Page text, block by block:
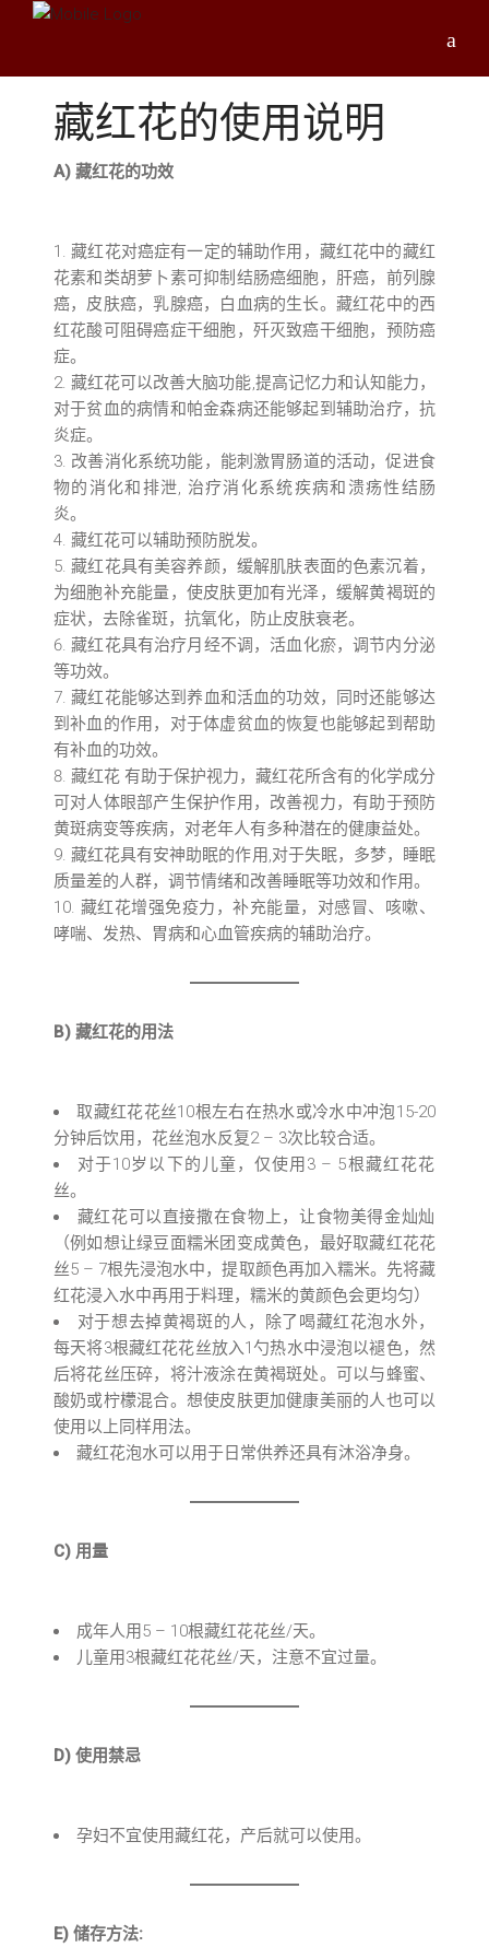
藏红花的使用说明
A) 藏红花的功效
藏红花对癌症有一定的辅助作用，藏红花中的藏红
花素和类胡萝卜素可抑制结肠癌细胞，肝癌，前列腺
癌，皮肤癌，乳腺癌，白血病的生长。藏红花中的西
红花酸可阻碍癌症干细胞，歼灭致癌干细胞，预防癌
症。
藏红花可以改善大脑功能,提高记忆力和认知能力，
对于贫血的病情和帕金森病还能够起到辅助治疗，抗
炎症。
改善消化系统功能，能刺激胃肠道的活动，促进食
物的消化和排泄, 治疗消化系统疾病和溃疡性结肠
炎。
藏红花可以辅助预防脱发。
藏红花具有美容养颜，缓解肌肤表面的色素沉着，
为细胞补充能量，使皮肤更加有光泽，缓解黄褐斑的
症状，去除雀斑，抗氧化，防止皮肤衰老。
藏红花具有治疗月经不调，活血化瘀，调节内分泌
等功效。
藏红花能够达到养血和活血的功效，同时还能够达
到补血的作用，对于体虚贫血的恢复也能够起到帮助
有补血的功效。
藏红花 有助于保护视力，藏红花所含有的化学成分
可对人体眼部产生保护作用，改善视力，有助于预防
黄斑病变等疾病，对老年人有多种潜在的健康益处。
藏红花具有安神助眠的作用,对于失眠，多梦，睡眠
质量差的人群，调节情绪和改善睡眠等功效和作用。
藏红花增强免疫力，补充能量，对感冒、咳嗽、
哮喘、发热、胃病和心血管疾病的辅助治疗。
B) 藏红花的用法
取藏红花花丝10根左右在热水或冷水中冲泡15-20
分钟后饮用，花丝泡水反复2 – 3次比较合适。
对于10岁以下的儿童，仅使用3 – 5根藏红花花
丝。
藏红花可以直接撒在食物上，让食物美得金灿灿
（例如想让绿豆面糯米团变成黄色，最好取藏红花花
丝5 – 7根先浸泡水中，提取颜色再加入糯米。先将藏
红花浸入水中再用于料理，糯米的黄颜色会更均匀）
对于想去掉黄褐斑的人，除了喝藏红花泡水外，
每天将3根藏红花花丝放入1勺热水中浸泡以褪色，然
后将花丝压碎，将汁液涂在黄褐斑处。可以与蜂蜜、
酸奶或柠檬混合。想使皮肤更加健康美丽的人也可以
使用以上同样用法。
藏红花泡水可以用于日常供养还具有沐浴净身。
C) 用量
成年人用5 – 10根藏红花花丝/天。
儿童用3根藏红花花丝/天，注意不宜过量。
D) 使用禁忌
孕妇不宜使用藏红花，产后就可以使用。
E) 储存方法: